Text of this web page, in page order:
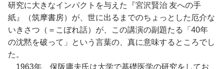
研究に大きなインパクトを与えた『宮沢賢治 友への手
紙』（筑摩書房）が、世に出るまでのちょっとした厄介な
いきさつ（＝こぼれ話）が、この講演の副題たる「40年
の沈黙を破って」という言葉の、真に意味するところでし
た。
1963年、保阪庸夫氏は大学で基礎医学の研究をしてお